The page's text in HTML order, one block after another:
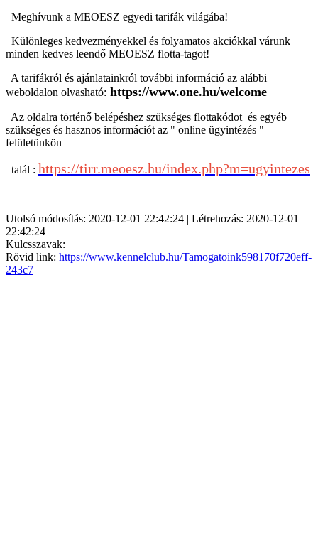
Meghívunk a MEOESZ egyedi tarifák világába!
Különleges kedvezményekkel és folyamatos akciókkal várunk
minden kedves leendő MEOESZ flotta-tagot!
A tarifákról és ajánlatainkról további információ az alábbi
weboldalon olvasható: https://www.one.hu/welcome
Az oldalra történő belépéshez szükséges flottakódot és egyéb
szükséges és hasznos információt az " online ügyintézés "
felületünkön
talál : https://tirr.meoesz.hu/index.php?m=ugyintezes
Utolsó módosítás: 2020-12-01 22:42:24 | Létrehozás: 2020-12-01
22:42:24
Kulcsszavak:
Rövid link: https://www.kennelclub.hu/Tamogatoink598170f720eff-
243c7